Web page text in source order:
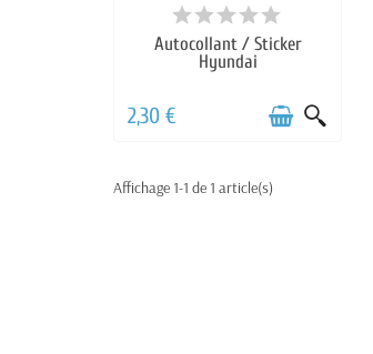
Autocollant / Sticker
Hyundai
2,30 €
Affichage 1-1 de 1 article(s)